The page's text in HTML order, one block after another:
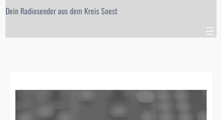
Dein Radiosender aus dem Kreis Soest